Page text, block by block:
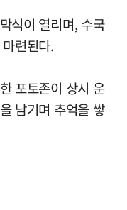
식이 열리며, 수국
련된다.
포토존이 상시 운
남기며 추억을 쌓